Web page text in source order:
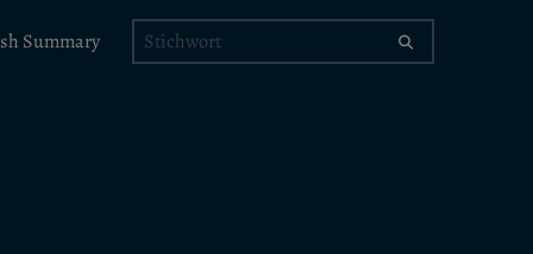
Summary Stichwort